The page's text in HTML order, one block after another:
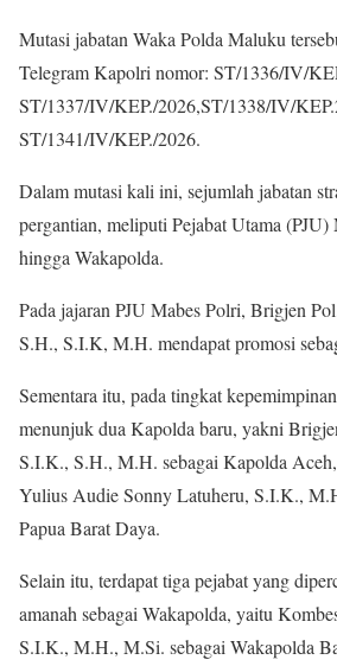
Mutasi jabatan Waka Polda Maluku
Telegram Kapolri nomor: ST/1336/IV/
ST/1337/IV/KEP./2026,ST/1338/IV/
ST/1341/IV/KEP./2026.
Dalam mutasi kali ini, sejumlah jabatan
pergantian, meliputi Pejabat Utama
hingga Wakapolda.
Pada jajaran PJU Mabes Polri, Brigjen
S.H., S.I.K, M.H. mendapat promosi
Sementara itu, pada tingkat
menunjuk dua Kapolda baru, yakni
S.I.K., S.H., M.H. sebagai Kapolda
Yulius Audie Sonny Latuheru, S.I.K.,
Papua Barat Daya.
Selain itu, terdapat tiga pejabat yang
amanah sebagai Wakapolda, yaitu
S.I.K., M.H., M.Si. sebagai Wakapolda